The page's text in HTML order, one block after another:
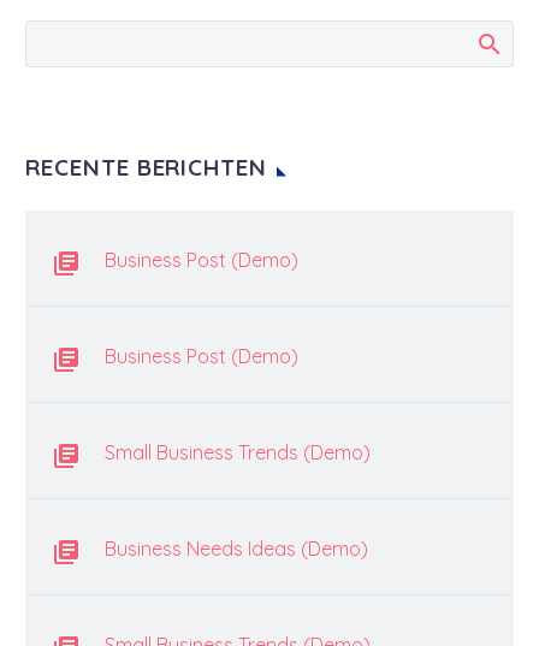
RECENTE BERICHTEN
Business Post (Demo)
Business Post (Demo)
Small Business Trends (Demo)
Business Needs Ideas (Demo)